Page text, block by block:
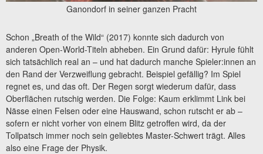
Ganondorf in seiner ganzen Pracht
Schon „Breath of the Wild“ (2017) konnte sich dadurch von
anderen Open-World-Titeln abheben. Ein Grund dafür: Hyrule fühlt
sich tatsächlich real an – und hat dadurch manche Spieler:innen an
den Rand der Verzweiflung gebracht. Beispiel gefällig? Im Spiel
regnet es, und das oft. Der Regen sorgt wiederum dafür, dass
Oberflächen rutschig werden. Die Folge: Kaum erklimmt Link bei
Nässe einen Felsen oder eine Hauswand, schon rutscht er ab –
sofern er nicht vorher von einem Blitz getroffen wird, da der
Tollpatsch immer noch sein geliebtes Master-Schwert trägt. Alles
also eine Frage der Physik.